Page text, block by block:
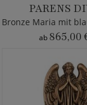
PARENS
ab 865,00